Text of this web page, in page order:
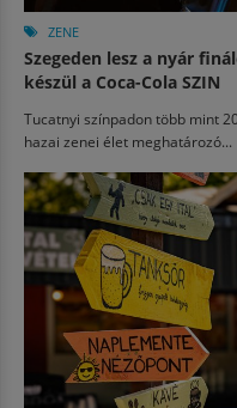
ZENE
Szegeden lesz a nyár
készül a Coca-Cola SZIN
Tucatnyi színpadon több mint
hazai zenei élet meghatározó...